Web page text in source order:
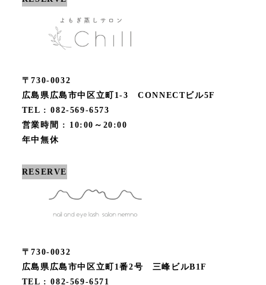
〒730-0032
広島県広島市中区立町1-3 CONNECTビル5F
TEL : 082-569-6573
営業時間 : 10:00～20:00
年中無休
RESERVE
〒730-0032
広島県広島市中区立町1番2号 三峰ビルB1F
TEL : 082-569-6571